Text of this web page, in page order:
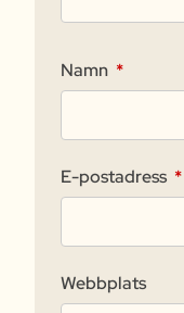
Namn *
E-postadress *
Webbplats